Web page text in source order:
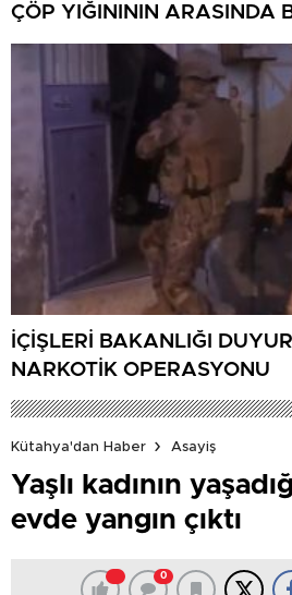
ÇÖP YIĞINININ ARASINDA
İÇİŞLERİ BAKANLIĞI
NARKOTİK OPERASYONU
Kütahya'dan Haber
Asayiş
Yaşlı kadının
evde yangın çıktı
0